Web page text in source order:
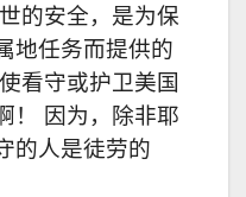
的安全，是为保
地任务而提供的
看守或护卫美国
！ 因为，除非耶
的人是徒劳的